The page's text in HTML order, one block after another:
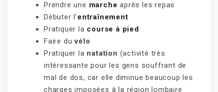
Prendre une marche après les repas
Débuter l’entraînement
Pratiquer la course à pied
Faire duvélo
Pratiquer la natation (activité très
intéressante pour les gens souffrant de
mal de dos, car elle diminue beaucoup les
charges imposées à la région lombaire